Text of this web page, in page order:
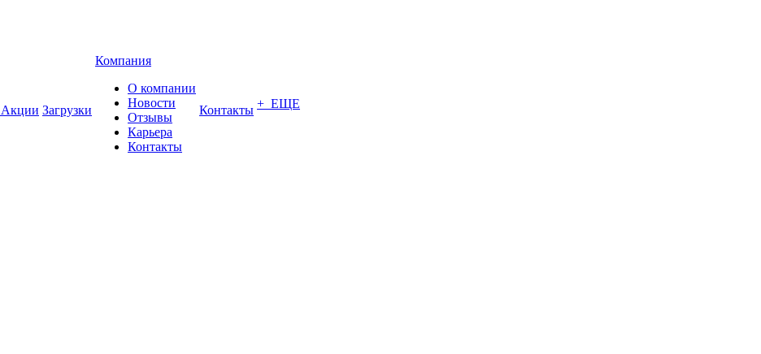
Акции Загрузки
Компания
О компании
Новости
Отзывы
Карьера
Контакты
Контакты + ЕЩЕ